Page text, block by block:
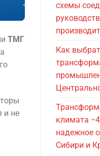
ТМГ
и не
схемы
Как
климата
надежное
Сибири и